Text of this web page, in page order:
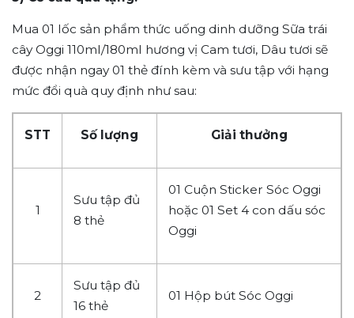
Mua 01 lốc sản phẩm thức uống dinh dưỡng Sữa trái
câyOggi 110ml/180ml hương vị Cam tươi, Dâu tươi sẽ
được nhận ngay01 thẻ đính kèm và sưu tập với hạng
mức đổi quà quy định như sau:
STT Số lượng Giải thưởng
1
Sưu tập đủ
8 thẻ
01 Cuộn Sticker Sóc Oggi
hoặc 01 Set 4 con dấu sóc
Oggi
2
Sưu tập đủ
16 thẻ
01 Hộp bút Sóc Oggi